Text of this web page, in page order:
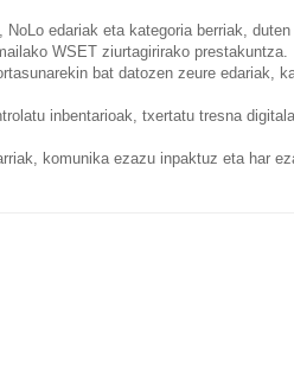
edariak eta kategoria berriak, duten
WSET ziurtagirirako prestakuntza.
bat datozen zeure edariak,
inbentarioak, txertatu tresna
komunika ezazu inpaktuz eta har